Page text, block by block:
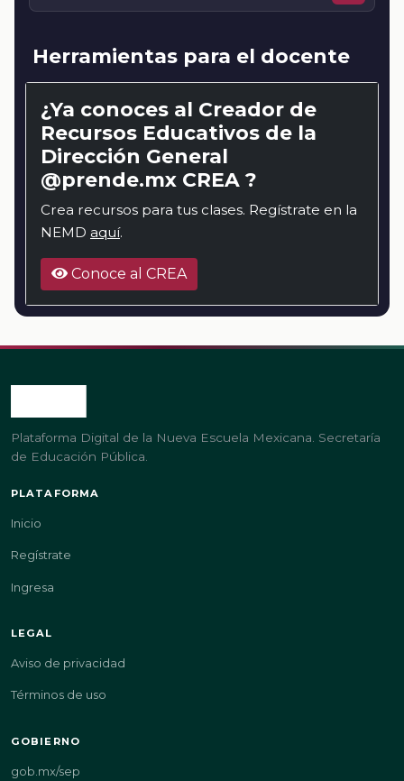
Herramientas para el docente
¿Ya conoces al Creador de
Recursos Educativos de la
Dirección General
@prende.mx CREA ?
Crea recursos para tus clases. Regístrate en la
NEMD aquí.
Conoce al CREA
Plataforma Digital de la Nueva Escuela Mexicana. Secretaría
de Educación Pública.
PLATAFORMA
Inicio
Regístrate
Ingresa
LEGAL
Aviso de privacidad
Términos de uso
GOBIERNO
gob.mx/sep